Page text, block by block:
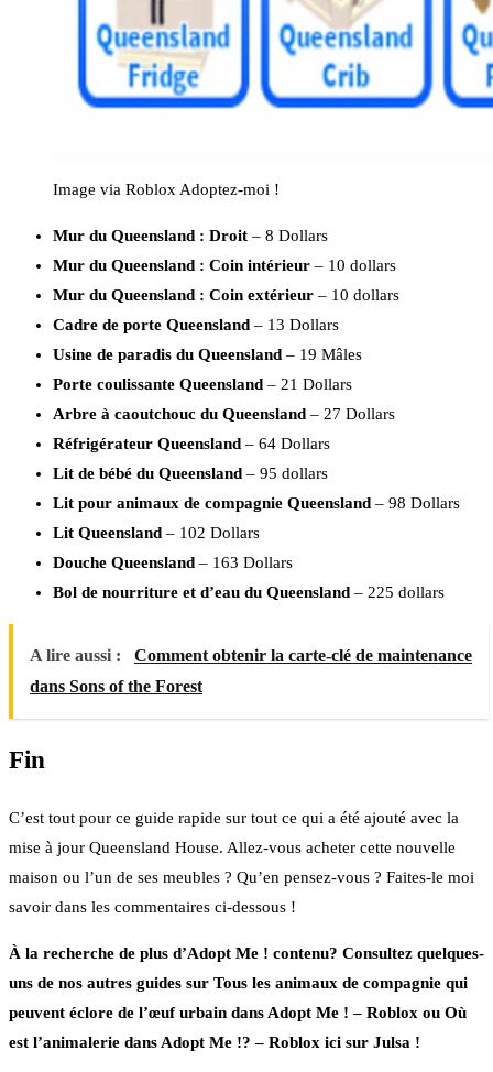
Image via Roblox Adoptez-moi !
Mur du Queensland : Droit – 8 Dollars
Mur du Queensland : Coin intérieur – 10 dollars
Mur du Queensland : Coin extérieur – 10 dollars
Cadre de porte Queensland – 13 Dollars
Usine de paradis du Queensland – 19 Mâles
Porte coulissante Queensland – 21 Dollars
Arbre à caoutchouc du Queensland – 27 Dollars
Réfrigérateur Queensland – 64 Dollars
Lit de bébé du Queensland – 95 dollars
Lit pour animaux de compagnie Queensland – 98 Dollars
Lit Queensland – 102 Dollars
Douche Queensland – 163 Dollars
Bol de nourriture et d’eau du Queensland – 225 dollars
A lire aussi :
Comment obtenir la carte-clé de maintenance
dans Sons of the Forest
Fin
C’est tout pour ce guide rapide sur tout ce qui a été ajouté avec la
mise à jour Queensland House. Allez-vous acheter cette nouvelle
maison ou l’un de ses meubles ? Qu’en pensez-vous ? Faites-le moi
savoir dans les commentaires ci-dessous !
À la recherche de plus d’Adopt Me ! contenu? Consultez quelques-
uns de nos autres guides sur Tous les animaux de compagnie qui
peuvent éclore de l’œuf urbain dans Adopt Me ! – Roblox ou Où
est l’animalerie dans Adopt Me !? – Roblox ici sur Julsa !